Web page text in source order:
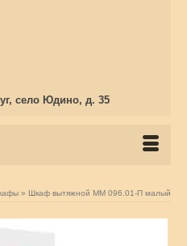
село Юдино, д. 35
» Шкаф вытяжной ММ 096.01-П малый